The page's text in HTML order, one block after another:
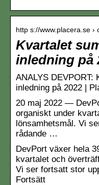
http s://www.placera.se
Kvartalet
inledning på
ANALYS DEVPORT:
inledning på 2022 |
20 maj 2022 —
organiskt under
lönsamhetsmål. Vi
rådande …
DevPort växer hela
kvartalet och
Vi ser fortsatt stor
Fortsätt